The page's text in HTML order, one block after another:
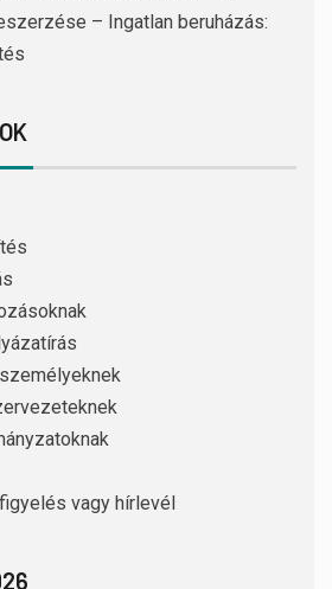
– Ingatlan beruházás:
vagy hírlevél